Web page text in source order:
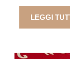
LEGGI